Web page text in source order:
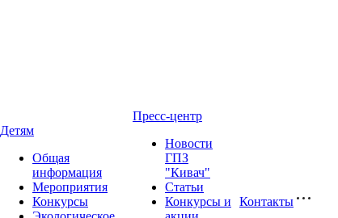
Детям
Общая
информация
Мероприятия
Конкурсы
Пресс-центр
Новости
ГПЗ
"Кивач"
Статьи
Конкурсы и
Контакты